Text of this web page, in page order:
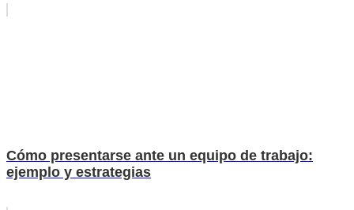
Cómo presentarse ante un equipo de trabajo:
ejemplo y estrategias